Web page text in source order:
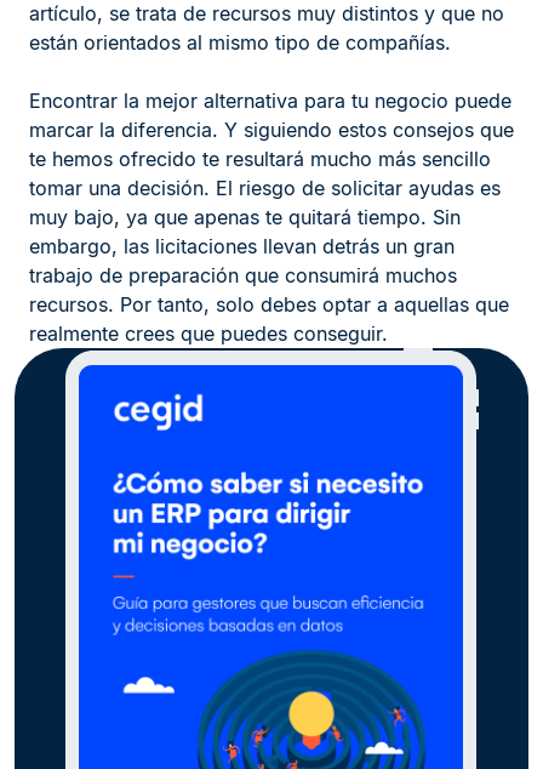
artículo, se trata de recursos muy distintos y que no
están orientados al mismo tipo de compañías.
Encontrar la mejor alternativa para tu negocio puede
marcar la diferencia. Y siguiendo estos consejos que
te hemos ofrecido te resultará mucho más sencillo
tomar una decisión. El riesgo de solicitar ayudas es
muy bajo, ya que apenas te quitará tiempo. Sin
embargo, las licitaciones llevan detrás un gran
trabajo de preparación que consumirá muchos
recursos. Por tanto, solo debes optar a aquellas que
realmente crees que puedes conseguir.